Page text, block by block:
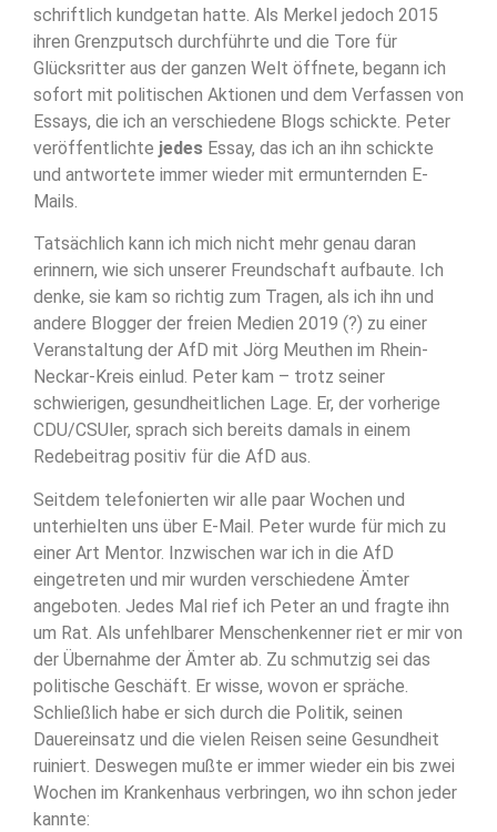
schriftlich kundgetan hatte. Als Merkel jedoch 2015
ihren Grenzputsch durchführte und die Tore für
Glücksritter aus der ganzen Welt öffnete, begann ich
sofort mit politischen Aktionen und dem Verfassen von
Essays, die ich an verschiedene Blogs schickte. Peter
veröffentlichte jedes Essay, das ich an ihn schickte
und antwortete immer wieder mit ermunternden E-
Mails.
Tatsächlich kann ich mich nicht mehr genau daran
erinnern, wie sich unserer Freundschaft aufbaute. Ich
denke, sie kam so richtig zum Tragen, als ich ihn und
andere Blogger der freien Medien 2019 (?) zu einer
Veranstaltung der AfD mit Jörg Meuthen im Rhein-
Neckar-Kreis einlud. Peter kam – trotz seiner
schwierigen, gesundheitlichen Lage. Er, der vorherige
CDU/CSUler, sprach sich bereits damals in einem
Redebeitrag positiv für die AfD aus.
Seitdem telefonierten wir alle paar Wochen und
unterhielten uns über E-Mail. Peter wurde für mich zu
einer Art Mentor. Inzwischen war ich in die AfD
eingetreten und mir wurden verschiedene Ämter
angeboten. Jedes Mal rief ich Peter an und fragte ihn
um Rat. Als unfehlbarer Menschenkenner riet er mir von
der Übernahme der Ämter ab. Zu schmutzig sei das
politische Geschäft. Er wisse, wovon er spräche.
Schließlich habe er sich durch die Politik, seinen
Dauereinsatz und die vielen Reisen seine Gesundheit
ruiniert. Deswegen mußte er immer wieder ein bis zwei
Wochen im Krankenhaus verbringen, wo ihn schon jeder
kannte: